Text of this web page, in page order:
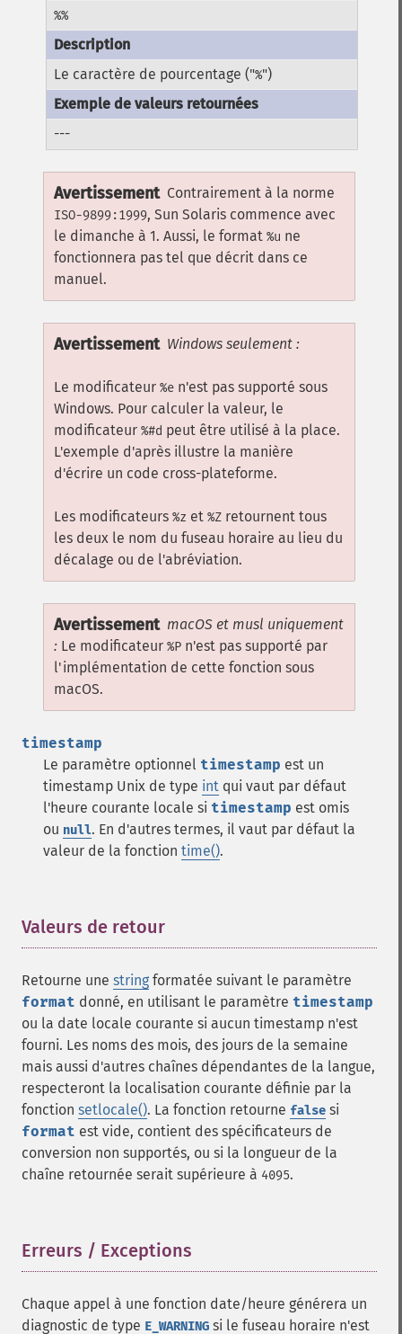
%%
Le caractère de pourcentage ("%")
---
Avertissement Contrairement à la norme
ISO-9899:1999, Sun Solaris commence avec
le dimanche à 1. Aussi, le format %u ne
fonctionnera pas tel que décrit dans ce
manuel.
Avertissement Windows seulement :
Le modificateur %e n'est pas supporté sous
Windows. Pour calculer la valeur, le
modificateur %#d peut être utilisé à la place.
L'exemple d'après illustre la manière
d'écrire un code cross-plateforme.
Les modificateurs %z et %Z retournent tous
les deux le nom du fuseau horaire au lieu du
décalage ou de l'abréviation.
Avertissement macOS et musl uniquement
: Le modificateur %P n'est pas supporté par
l'implémentation de cette fonction sous
macOS.
timestamp
Le paramètre optionnel timestamp est un
timestamp Unix de type int qui vaut par défaut
l'heure courante locale si timestamp est omis
ou null. En d'autres termes, il vaut par défaut la
valeur de la fonction time().
Valeurs de retour
Retourne une string formatée suivant le paramètre
format donné, en utilisant le paramètre timestamp
ou la date locale courante si aucun timestamp n'est
fourni. Les noms des mois, des jours de la semaine
mais aussi d'autres chaînes dépendantes de la langue,
respecteront la localisation courante définie par la
fonction setlocale(). La fonction retourne false si
format est vide, contient des spécificateurs de
conversion non supportés, ou si la longueur de la
chaîne retournée serait supérieure à 4095.
Erreurs / Exceptions
Chaque appel à une fonction date/heure générera un
diagnostic de type E_WARNING si le fuseau horaire n'est